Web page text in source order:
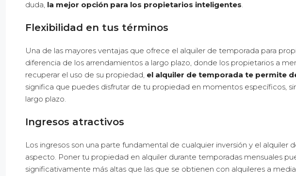
duda, la mejor opción para los propietarios inteligentes.
Flexibilidad en tus términos
Una de las mayores ventajas que ofrece el alquiler de temporada para
diferencia de los arrendamientos a largo plazo, donde los propietarios a
recuperar el uso de su propiedad, el alquiler de temporada te permite
significa que puedes disfrutar de tu propiedad en momentos específicos,
largo plazo.
Ingresos atractivos
Los ingresos son una parte fundamental de cualquier inversión y el
aspecto. Poner tu propiedad en alquiler durante temporadas mensuales
significativamente más altas que las que se obtienen con alquileres a